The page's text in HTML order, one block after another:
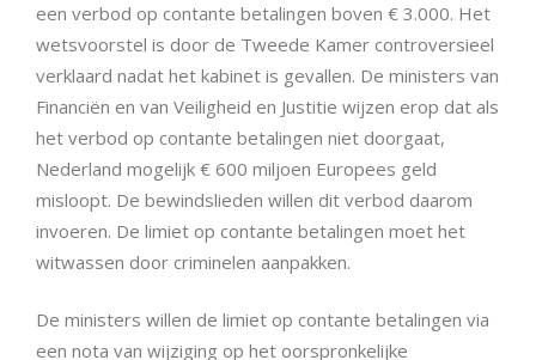
een verbod op contante betalingen boven € 3.000. Het
wetsvoorstel is door de Tweede Kamer controversieel
verklaard nadat het kabinet is gevallen. De ministers van
Financiën en van Veiligheid en Justitie wijzen erop dat als
het verbod op contante betalingen niet doorgaat,
Nederland mogelijk € 600 miljoen Europees geld
misloopt. De bewindslieden willen dit verbod daarom
invoeren. De limiet op contante betalingen moet het
witwassen door criminelen aanpakken.
De ministers willen de limiet op contante betalingen via
een nota van wijziging op het oorspronkelijke